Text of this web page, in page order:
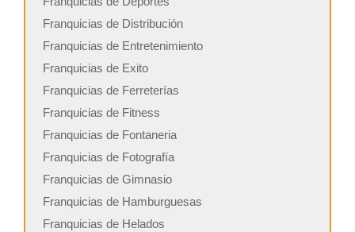
Franquicias de Distribución
Franquicias de Entretenimiento
Franquicias de Exito
Franquicias de Ferreterías
Franquicias de Fitness
Franquicias de Fontaneria
Franquicias de Fotografía
Franquicias de Gimnasio
Franquicias de Hamburguesas
Franquicias de Helados